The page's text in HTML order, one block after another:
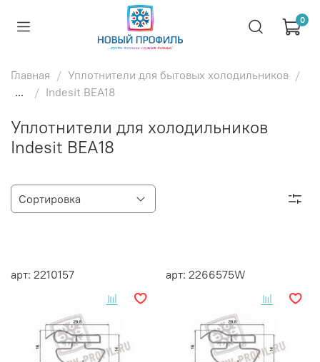
0
Главная
Уплотнители для бытовых холодильников
...
Indesit BEA18
Уплотнители для холодильников
Indesit BEA18
арт: 2210157 арт: 2266575W